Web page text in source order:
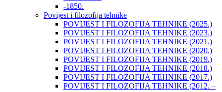
-1850.
Povijest i filozofija tehnike
POVIJEST I FILOZOFIJA TEHNIKE (2025.)
POVIJEST I FILOZOFIJA TEHNIKE (2023.)
POVIJEST I FILOZOFIJA TEHNIKE (2021.)
POVIJEST I FILOZOFIJA TEHNIKE (2020.)
POVIJEST I FILOZOFIJA TEHNIKE (2019.)
POVIJEST I FILOZOFIJA TEHNIKE (2018.)
POVIJEST I FILOZOFIJA TEHNIKE (2017.)
POVIJEST I FILOZOFIJA TEHNIKE (2012. –